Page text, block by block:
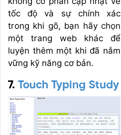
tốc độ và sự chính xác
trong khi gõ, bạn hãy chọn
một trang web khác để
luyện thêm một khi đã nắm
vững kỹ năng cơ bản.
7. Touch Typing Study